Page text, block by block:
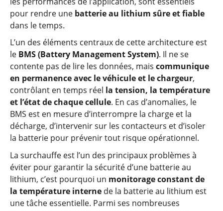
pour rendre une batterie au lithium sûre et fiable
dans le temps.
L’un des éléments centraux de cette architecture est
le BMS (Battery Management System). Il ne se
contente pas de lire les données, mais communique
en permanence avec le véhicule et le chargeur,
contrôlant en temps réel la tension, la température
et l’état de chaque cellule. En cas d’anomalies, le
BMS est en mesure d’interrompre la charge et la
décharge, d’intervenir sur les contacteurs et d’isoler
la batterie pour prévenir tout risque opérationnel.
La surchauffe est l’un des principaux problèmes à
éviter pour garantir la sécurité d’une batterie au
lithium, c’est pourquoi un monitorage constant de
la température interne de la batterie au lithium est
une tâche essentielle. Parmi ses nombreuses